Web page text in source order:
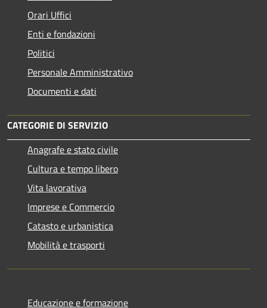
Orari Uffici
Enti e fondazioni
Politici
Personale Amministrativo
Documenti e dati
CATEGORIE DI SERVIZIO
Anagrafe e stato civile
Cultura e tempo libero
Vita lavorativa
Imprese e Commercio
Catasto e urbanistica
Mobilità e trasporti
Educazione e formazione